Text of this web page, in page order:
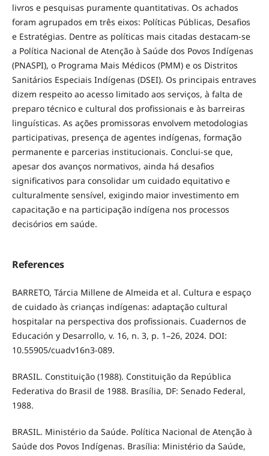
livros e pesquisas puramente quantitativas. Os achados
foram agrupados em três eixos: Políticas Públicas, Desafios
e Estratégias. Dentre as políticas mais citadas destacam-se
a Política Nacional de Atenção à Saúde dos Povos Indígenas
(PNASPI), o Programa Mais Médicos (PMM) e os Distritos
Sanitários Especiais Indígenas (DSEI). Os principais entraves
dizem respeito ao acesso limitado aos serviços, à falta de
preparo técnico e cultural dos profissionais e às barreiras
linguísticas. As ações promissoras envolvem metodologias
participativas, presença de agentes indígenas, formação
permanente e parcerias institucionais. Conclui-se que,
apesar dos avanços normativos, ainda há desafios
significativos para consolidar um cuidado equitativo e
culturalmente sensível, exigindo maior investimento em
capacitação e na participação indígena nos processos
decisórios em saúde.
References
BARRETO, Tárcia Millene de Almeida et al. Cultura e espaço
de cuidado às crianças indígenas: adaptação cultural
hospitalar na perspectiva dos profissionais. Cuadernos de
Educación y Desarrollo, v. 16, n. 3, p. 1–26, 2024. DOI:
10.55905/cuadv16n3-089.
BRASIL. Constituição (1988). Constituição da República
Federativa do Brasil de 1988. Brasília, DF: Senado Federal,
1988.
BRASIL. Ministério da Saúde. Política Nacional de Atenção à
Saúde dos Povos Indígenas. Brasília: Ministério da Saúde,